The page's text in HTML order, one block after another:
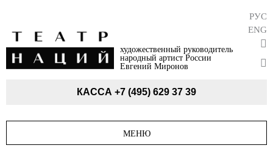
художественный руководитель
народный артист России
Евгений Миронов
РУС
ENG
КАССА +7 (495) 629 37 39
МЕНЮ